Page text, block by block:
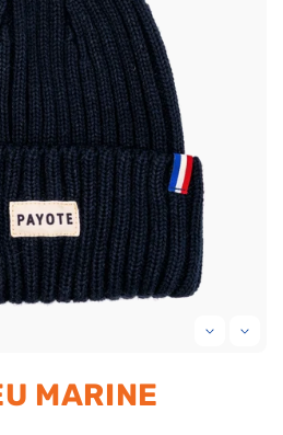
MARINE